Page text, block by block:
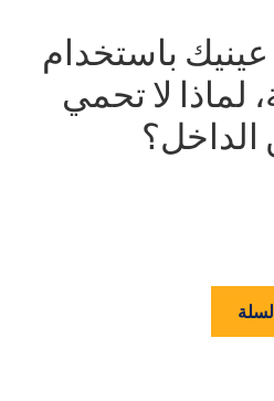
باستخدام
لا تحمي
الداخل‫؟